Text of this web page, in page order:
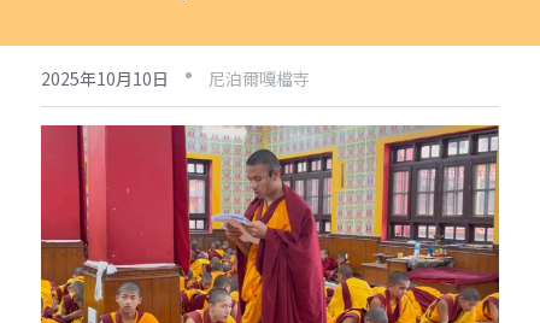
阿帝夏大尊者及嘎檔四天
十六圓點
非洲
越南
法會活動
弘法活動
活動集錦
人文關懷
關懷流浪動物
加入義工
聯絡嘎檔
嘎檔分會
台灣
亞洲
聯絡我們
立即捐款
2025年10月10日 · 尼泊爾嘎檔寺